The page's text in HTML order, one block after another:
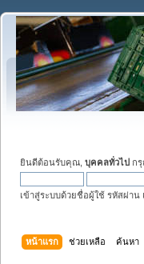
ยินดีต้อนรับคุณ, บุคคลทั่วไป ก
เข้าสู่ระบบด้วยชื่อผู้ใช้ รหัสผ่าน
หน้าแรก ช่วยเหลือ ค้นหา